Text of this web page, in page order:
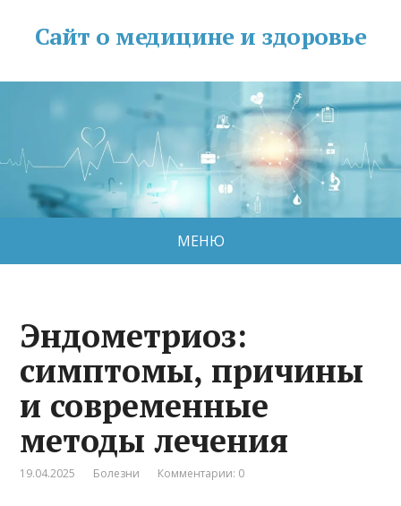
Сайт о медицине и здоровье
МЕНЮ
Эндометриоз:
симптомы, причины
и современные
методы лечения
19.04.2025 Болезни Комментарии: 0